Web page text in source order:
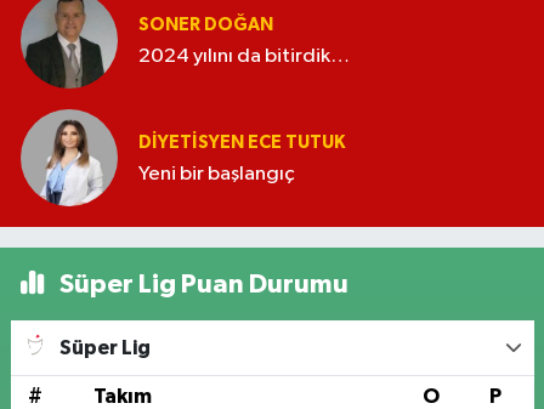
SONER DOĞAN
2024 yılını da bitirdik…
DIYETISYEN ECE TUTUK
Yeni bir başlangıç
Süper Lig Puan Durumu
Süper Lig
# Takım O P